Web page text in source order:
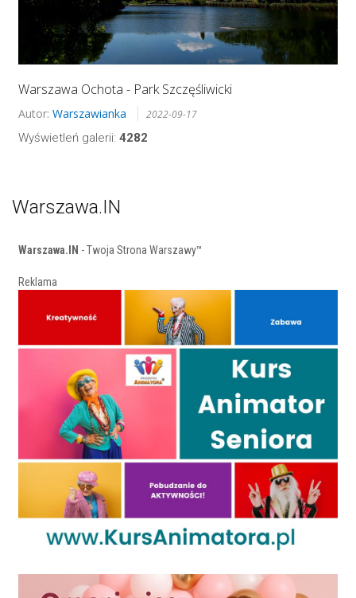
Warszawa Ochota - Park Szczęśliwicki
Autor: Warszawianka 2022-09-17
Wyświetleń galerii: 4282
Warszawa.IN
Warszawa.IN - Twoja Strona Warszawy™
Reklama